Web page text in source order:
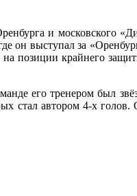
и московского
он выступал за
позиции крайнего
его тренером был
стал автором 4-х